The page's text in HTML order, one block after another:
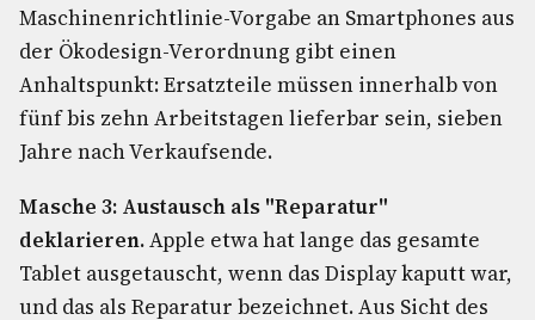
Maschinenrichtlinie-Vorgabe an Smartphones aus
der Ökodesign-Verordnung gibt einen
Anhaltspunkt: Ersatzteile müssen innerhalb von
fünf bis zehn Arbeitstagen lieferbar sein, sieben
Jahre nach Verkaufsende.
Masche 3: Austausch als "Reparatur"
deklarieren.Apple etwa hat lange das gesamte
Tablet ausgetauscht, wenn das Display kaputt war,
und das als Reparatur bezeichnet. Aus Sicht des